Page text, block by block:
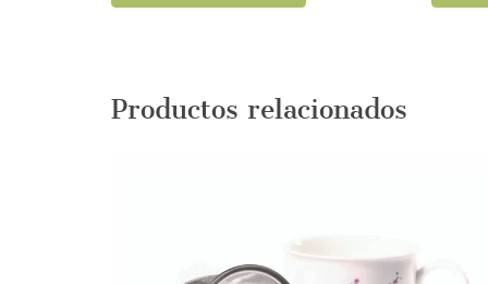
Productos relacionados